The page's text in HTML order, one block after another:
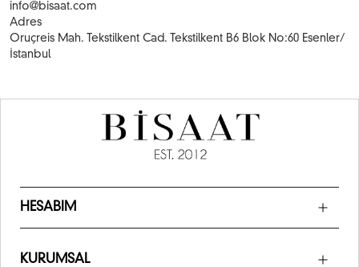
info@bisaat.com
Adres
Oruçreis Mah. Tekstilkent Cad. Tekstilkent B6 Blok No:60 Esenler/
İstanbul
HESABIM
KURUMSAL